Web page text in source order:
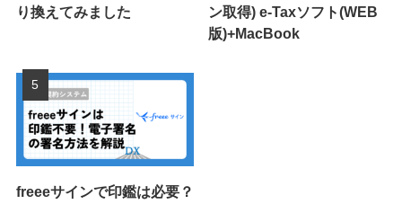
り換えてみました
ン取得) e-Taxソフト(WEB
版)+MacBook
freeeサインで印鑑は必要？